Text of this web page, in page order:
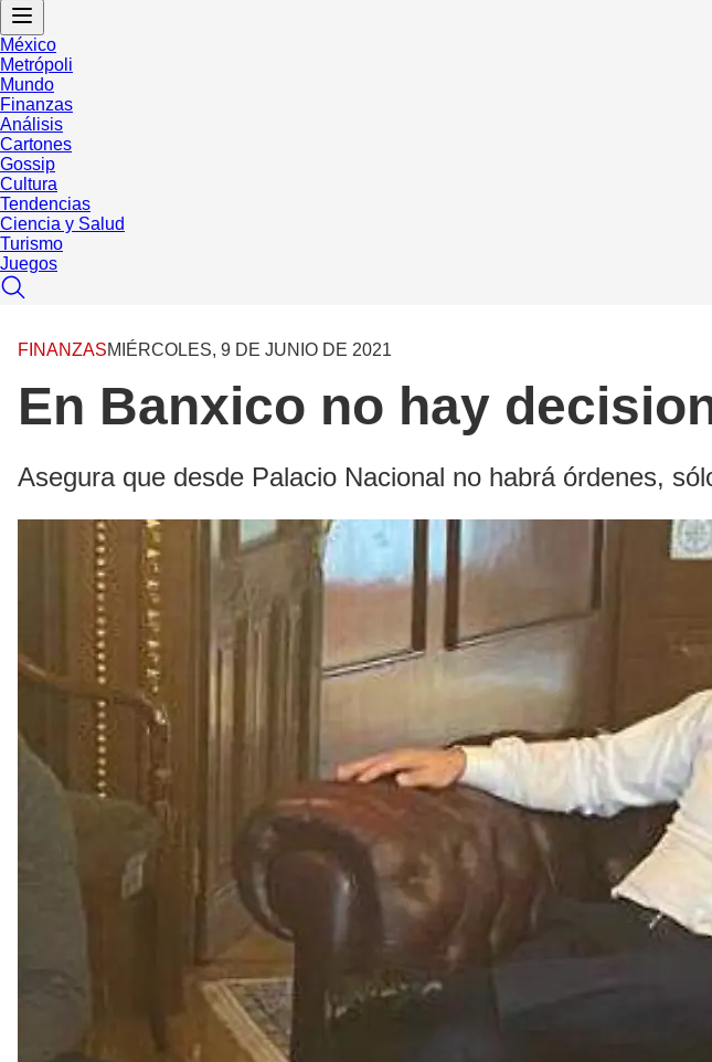
México
Metrópoli
Mundo
Finanzas
Análisis
Cartones
Gossip
Cultura
Tendencias
Ciencia y Salud
Turismo
Juegos
FINANZASMIÉRCOLES, 9 DE JUNIO DE 2021
En Banxico no hay
Asegura que desde Palacio Nacional no habrá órdenes,